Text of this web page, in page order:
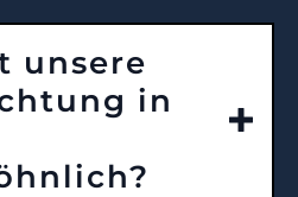
unsere
in